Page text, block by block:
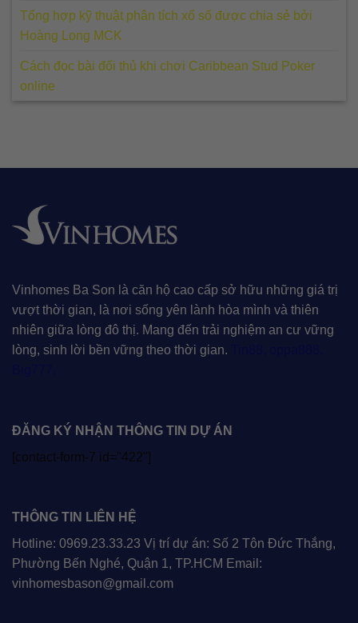
Tổng hợp kỹ thuật phân tích xổ số được chia sẻ bởi
Hoàng Long MCK
Cách đọc bài đối thủ khi chơi Caribbean Stud Poker
online
Vinhomes Ba Son là căn hộ cao cấp sở hữu những giá trị
vượt thời gian, là nơi sống yên lành hòa mình và thiên
nhiên giữa lòng đô thị. Mang đến trải nghiệm an cư vững
lòng, sinh lời bền vững theo thời gian.
ĐĂNG KÝ NHẬN THÔNG TIN DỰ ÁN
[contact-form-7 id="422"]
THÔNG TIN LIÊN HỆ
Hotline: 0969.23.33.23 Vị trí dự án: Số 2 Tôn Đức Thắng,
Phường Bến Nghé, Quận 1, TP.HCM Email:
vinhomesbason@gmail.com